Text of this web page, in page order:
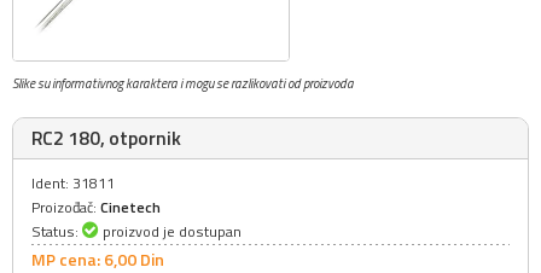
Slike su informativnog karaktera i mogu se razlikovati od proizvoda
RC2 180, otpornik
Ident: 31811
Proizođač: Cinetech
Status:
proizvod je dostupan
MP cena: 6,00Din